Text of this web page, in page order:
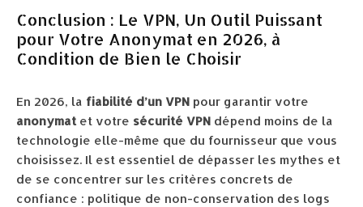
Conclusion : Le VPN, Un Outil Puissant
pour Votre Anonymat en 2026, à
Condition de Bien le Choisir
En 2026, la fiabilité d’un VPN pour garantir votre
anonymat et votre sécurité VPN dépend moins de la
technologie elle-même que du fournisseur que vous
choisissez. Il est essentiel de dépasser les mythes et
de se concentrer sur les critères concrets de
confiance : politique de non-conservation des logs